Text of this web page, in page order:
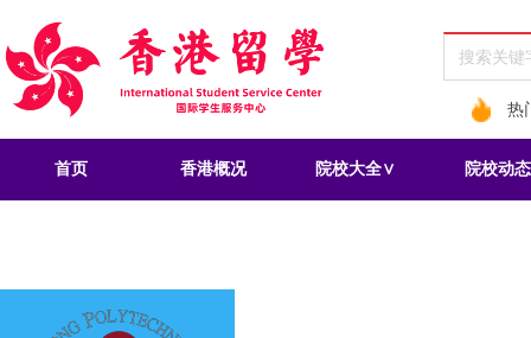
热
首页 香港概况 院校大全∨ 院校动态